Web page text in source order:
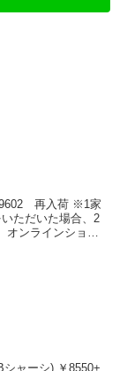
再入荷 ※1家
ただいた場合、2
オンラインショッ
ャーシ) ￥8550+